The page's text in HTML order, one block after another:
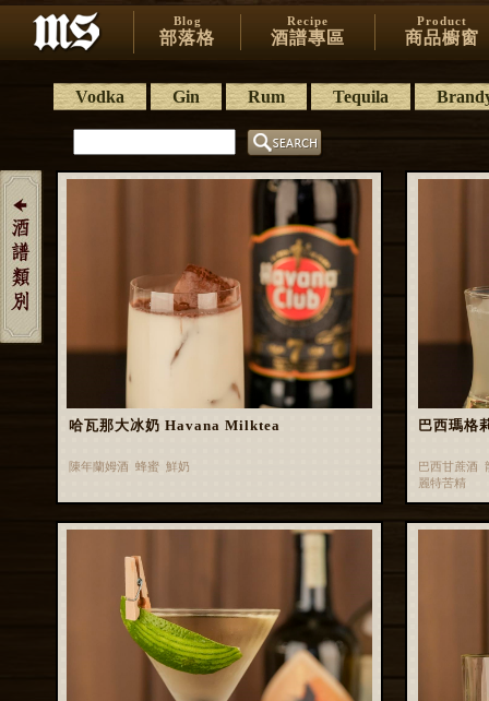
Blog
部落格
Recipe
酒譜專區
Product
商品櫥窗
Vodka Gin Rum Tequila
哈瓦那大冰奶 Havana Milktea
陳年蘭姆酒 蜂蜜 鮮奶
巴西瑪
巴西甘蔗酒
麗特苦精